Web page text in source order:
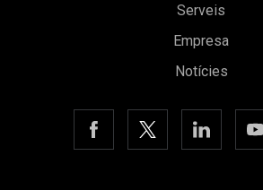
Serveis
Empresa
Notícies